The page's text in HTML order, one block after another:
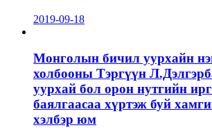
2019-09-18
Монголын бичил уурхайн
холбооны Тэргүүн
уурхай бол орон нутгийн
баялгаасаа хүртэж буй
хэлбэр юм